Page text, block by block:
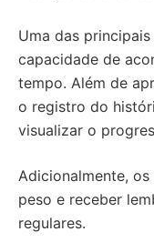
Uma das
capacidade de
tempo. Além de
o registro do
visualizar o
Adicionalmente,
peso e receber
regulares.